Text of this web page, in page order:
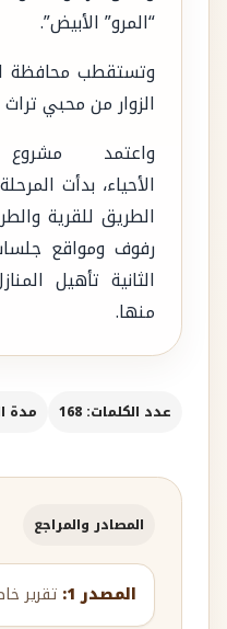
“المرو” الأبيض”.
وتستقطب محافظة
الزوار من محبي تراث
واعتمد مشروع
الأحياء، بدأت
الطريق للقرية
رفوف ومواقع
الثانية تأهيل
منها.
عدد الكلمات: 168 مدة
المصادر والمراجع
المصدر 1: تقرير